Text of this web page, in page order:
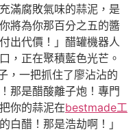
滿腐敗氣味的蒜泥，是
將為你那百分之五的醬
出代價！」醋罐機器人
，正在聚積藍色光芒。
，一把抓住了廖沾沾的
那是醋酸離子炮！專門
你的蒜泥在bestmade工
白醋！那是浩劫啊！」